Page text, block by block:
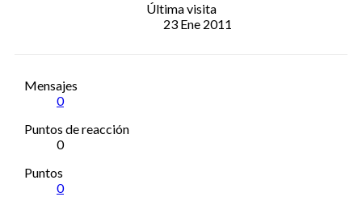
Última visita
23 Ene 2011
Mensajes
0
Puntos de reacción
0
Puntos
0